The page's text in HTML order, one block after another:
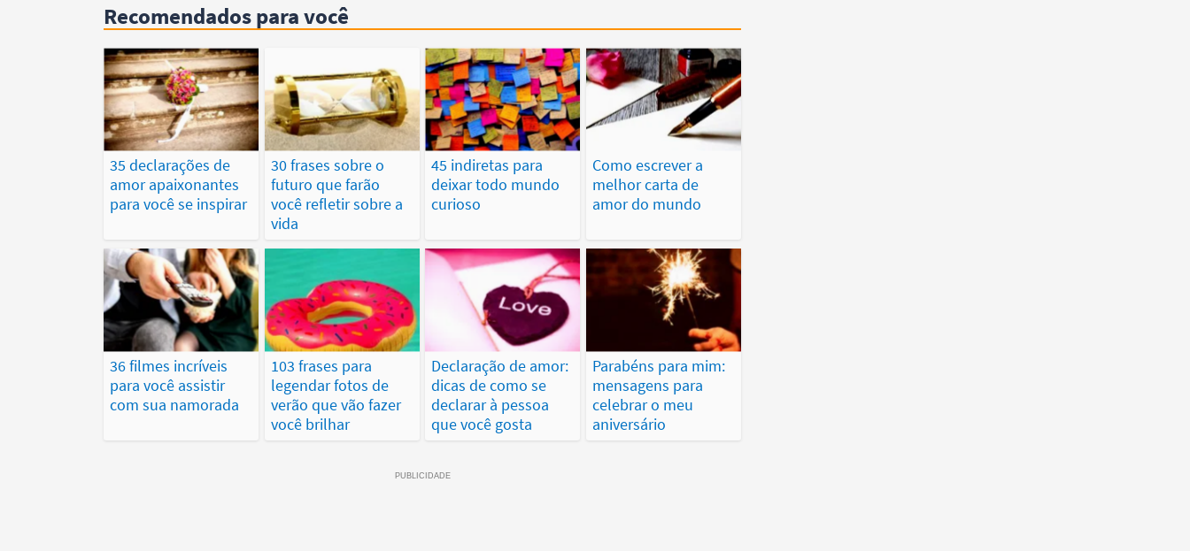
Recomendados para você
35 declarações de
amor apaixonantes
para você se inspirar
30 frases sobre o
futuro que farão
você refletir sobre a
vida
45 indiretas para
deixar todo mundo
curioso
Como escrever a
melhor carta de
amor do mundo
36 filmes incríveis
para você assistir
com sua namorada
103 frases para
legendar fotos de
verão que vão fazer
você brilhar
Declaração de amor:
dicas de como se
declarar à pessoa
que você gosta
Parabéns para mim:
mensagens para
celebrar o meu
aniversário